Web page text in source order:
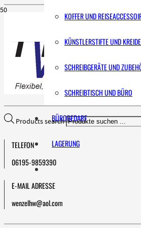
KOFFER UND
KÜNSTLERSTIFTE UND
SCHREIBGERÄTE UND
SCHREIBTISCH UND BÜRO
BÜROBEDARF
LAGERUNG
Products search
TELEFON
06195-9859390
E-MAIL ADRESSE
wenzelhw@aol.com